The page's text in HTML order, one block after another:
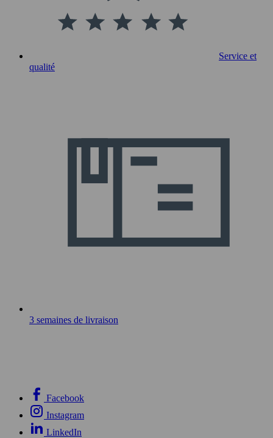
Service et
qualité
3 semaines de livraison
Facebook
Instagram
LinkedIn